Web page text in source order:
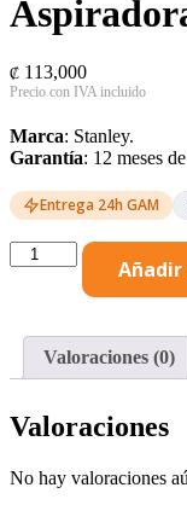
₡ 113,000
Marca: Stanley.
Garantía: 12 meses
Entrega 24h GAM
Aspiradora
Seco
de
galones
Stanley
Valoraciones (0)
Valoraciones
No hay valoraciones